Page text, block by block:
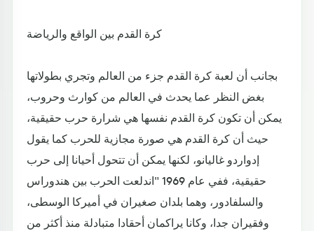
كرة القدم بين الواقع والرياضة
بجانب أن لعبة كرة القدم جزء من العالم وتجري بطولاتها
بغض النظر عما يحدث في العالم من كوارث وحروب،
يمكن أن تكون كرة القدم نفسها هي شرارة حرب حقيقية،
حيث أن كرة القدم هي صورة مجازية للحرب كما يقول
إدواردو غاليانو، لكنها يمكن أن تتحول أحيانا إلى حرب
حقيقية، ففي عام 1969 "اندلعت الحرب بين هندوراس
والسلفادور، وهما بلدان صغيران في أميركا الوسطى،
وفقيران جدا، وكانا يراكمان أحقادا متبادلة منذ أكثر من